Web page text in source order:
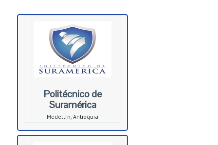
Politécnico de
Suramérica
Medellín, Antioquia